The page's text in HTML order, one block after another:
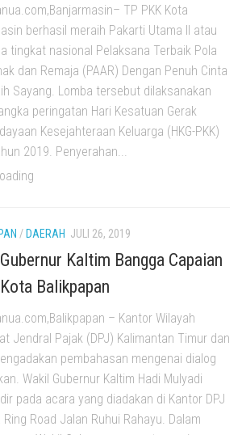
TP PKK Kota
berhasil meraih Pakarti Utama II atau
tingkat nasional Pelaksana Terbaik Pola
dan Remaja (PAAR) Dengan Penuh Cinta
Sayang. Lomba tersebut dilaksanakan
peringatan Hari Kesatuan Gerak
Kesejahteraan Keluarga (HKG-PKK)
2019. Penyerahan...
/ DAERAH JULI 26, 2019
Kaltim Bangga Capaian
Balikpapan
– Kantor Wilayah
Jendral Pajak (DPJ) Kalimantan Timur dan
pembahasan mengenai dialog
Wakil Gubernur Kaltim Hadi Mulyadi
pada acara yang diadakan di Kantor DPJ
Ring Road Jalan Ruhui Rahayu. Dalam